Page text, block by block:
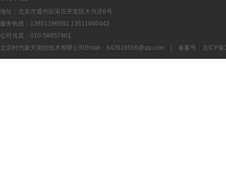
地址：北京市通州区宋庄开发区大兴庄6号
服务热线：13601196591 13511040443
公司传真：010-58857461
北京时代新天测控技术有限公司Email： 642616556@qq.com | 备案号： 京ICP